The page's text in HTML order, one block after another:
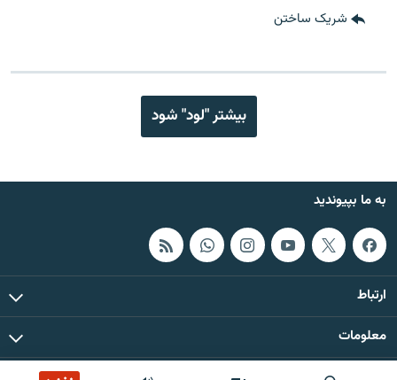
شریک ساختن
بیشتر "لود" شود
به ما بپیوندید
ارتباط
معلومات